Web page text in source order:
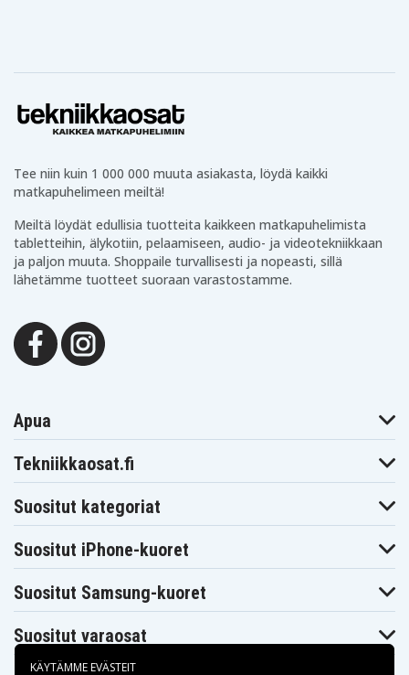
Tee niin kuin 1 000 000 muuta asiakasta, löydä kaikki
matkapuhelimeen meiltä!
Meiltä löydät edullisia tuotteita kaikkeen matkapuhelimista
tabletteihin, älykotiin, pelaamiseen, audio- ja videotekniikkaan
ja paljon muuta. Shoppaile turvallisesti ja nopeasti, sillä
lähetämme tuotteet suoraan varastostamme.
Apua
Tekniikkaosat.fi
Suositut kategoriat
Suositut iPhone-kuoret
Suositut Samsung-kuoret
Suositut varaosat
KÄYTÄMME EVÄSTEIT